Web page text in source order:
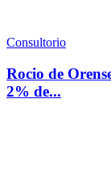
Consultorio
Rocio de
2% de...